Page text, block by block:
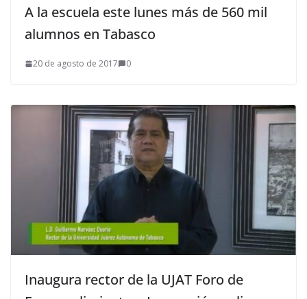
A la escuela este lunes más de 560 mil
alumnos en Tabasco
20 de agosto de 2017 0
Inaugura rector de la UJAT Foro de